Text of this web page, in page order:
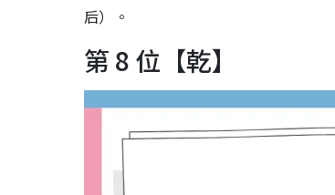
后）。
第 8 位【乾】